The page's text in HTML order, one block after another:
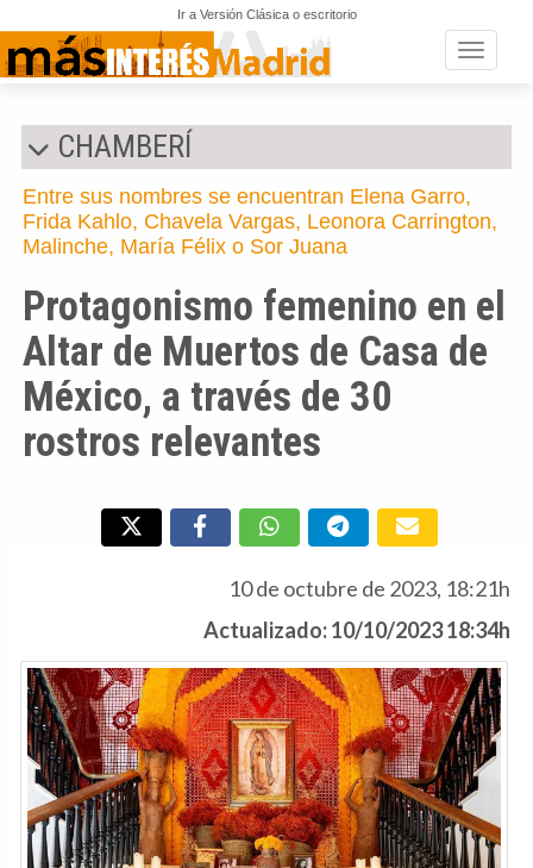
Ir a Versión Clásica o escritorio
Toggle
CHAMBERÍ
Entre sus nombres se encuentran Elena Garro,
Frida Kahlo, Chavela Vargas, Leonora Carrington,
Malinche, María Félix o Sor Juana
Protagonismo femenino en el
Altar de Muertos de Casa de
México, a través de 30
rostros relevantes
10 de octubre de 2023, 18:21h
Actualizado: 10/10/2023 18:34h